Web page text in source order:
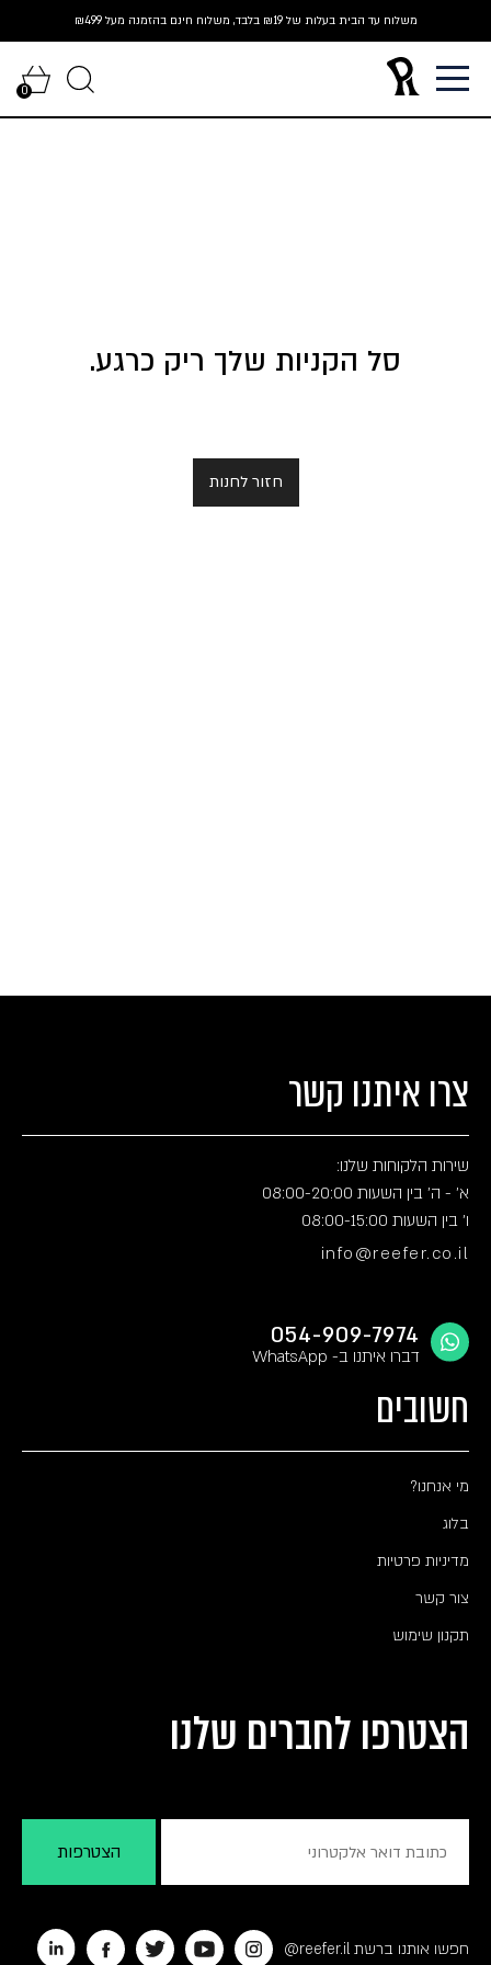
to
content
משלוח עד הבית בעלות של ₪19 בלבד, משלוח חינם בהזמנה מעל ₪499
0
סל הקניות שלך ריק כרגע.
חזור לחנות
צרו איתנו קשר
שירות הלקוחות שלנו:
א' - ה' בין השעות 08:00-20:00
ו' בין השעות 08:00-15:00
info@reefer.co.il
054-909-7974
דברו איתנו ב- WhatsApp
חשובים
מי אנחנו?
בלוג
מדיניות פרטיות
צור קשר
תקנון שימוש
הצטרפו לחברים שלנו
חפשו אותנו ברשת reefer.il@